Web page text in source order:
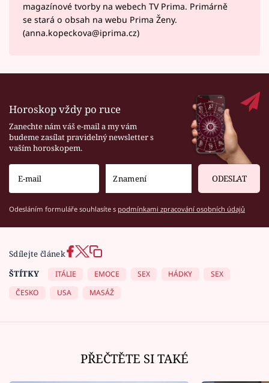
magazínové tvorby na webech TV Prima. Primárně
se stará o obsah na webu Prima Ženy.
(anna.kopeckova@iprima.cz)
Horoskop vždy po ruce
Zanechte nám váš e-mail a my vám
budeme zasílat pravidelný newsletter s
vaším horoskopem.
ODESLAT
Odesláním formuláře souhlasíte s podmínkami zpracování osobních údajů
Sdílejte článek
ŠTÍTKY
ITÁLIE EMOCE SEX HÁDKY
SEX
ČESKO
USA MASÁŽ
PŘEČTĚTE SI TAKÉ